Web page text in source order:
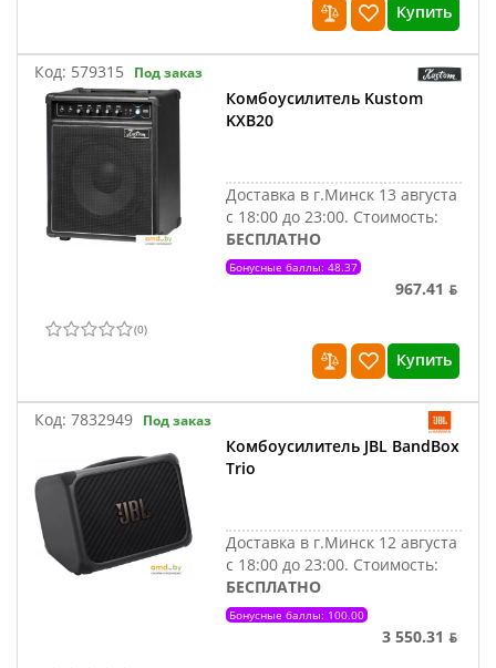
Купить
Код: 579315 Под заказ
Комбоусилитель Kustom
KXB20
Доставка в г.Минск 13 августа
с 18:00 до 23:00. Стоимость:
БЕСПЛАТНО
Бонусные баллы: 48.37
967.41 ƃ
(0)
Купить
Код: 7832949 Под заказ
Комбоусилитель JBL BandBox
Trio
Доставка в г.Минск 12 августа
с 18:00 до 23:00. Стоимость:
БЕСПЛАТНО
Бонусные баллы: 100.00
3 550.31 ƃ